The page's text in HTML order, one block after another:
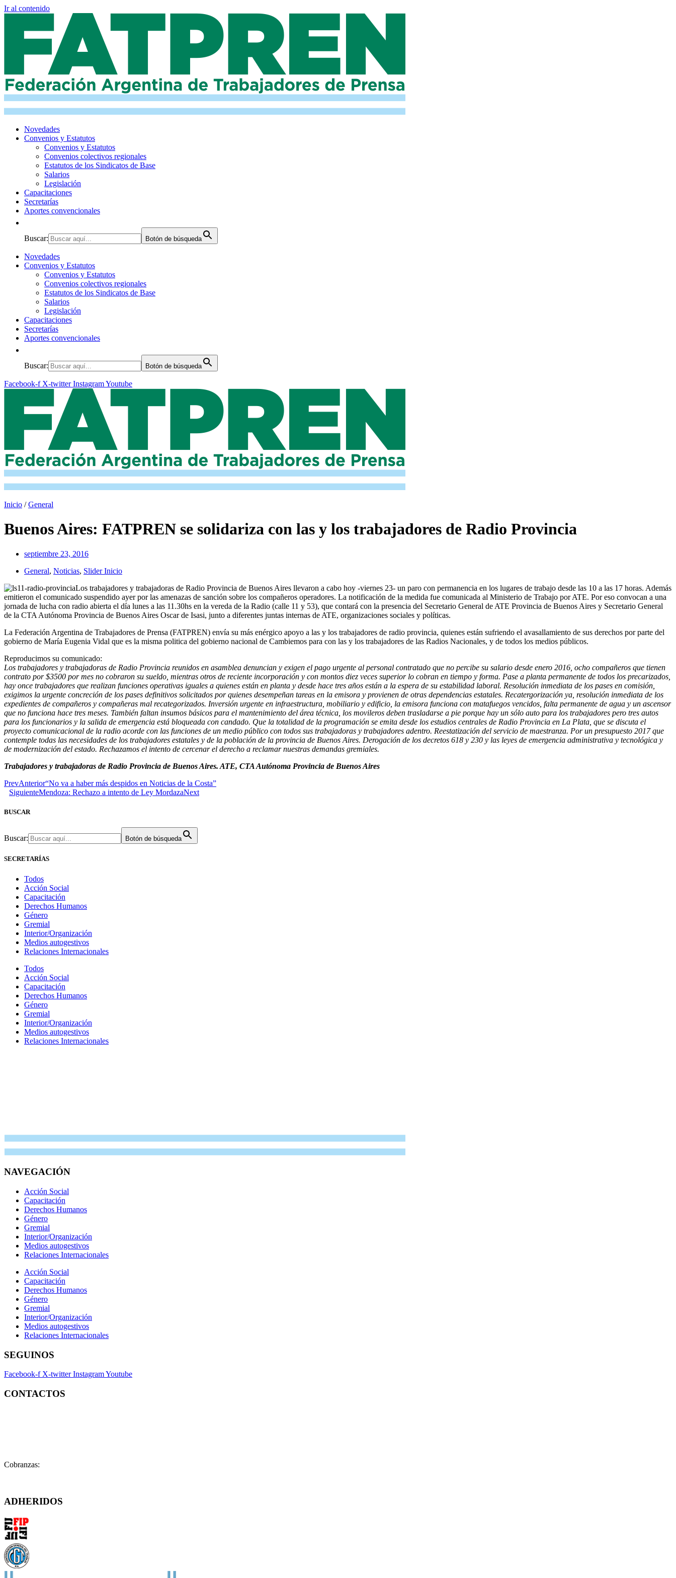
Ir al contenido
Novedades
Convenios y Estatutos
Convenios y Estatutos
Convenios colectivos regionales
Estatutos de los Sindicatos de Base
Salarios
Legislación
Capacitaciones
Secretarías
Aportes convencionales
Buscar: Botón de búsqueda
Novedades
Convenios y Estatutos
Convenios y Estatutos
Convenios colectivos regionales
Estatutos de los Sindicatos de Base
Salarios
Legislación
Capacitaciones
Secretarías
Aportes convencionales
Buscar: Botón de búsqueda
Facebook-f X-twitter InstagramYoutube
Inicio /General
Buenos Aires: FATPREN se solidariza con las y los trabajadores de Radio Provincia
septiembre 23, 2016
General, Noticias, Slider Inicio
Los trabajadores y trabajadoras de Radio Provincia de Buenos Aires llevaron a cabo hoy -viernes 23- un paro con permanencia en los lugares de trabajo desde las 10 a las 17 horas. Además
emitieron el comunicado suspendido ayer por las amenazas de sanción sobre los compañeros operadores. La notificación de la medida fue comunicada al Ministerio de Trabajo por ATE. Por eso convocan a una
jornada de lucha con radio abierta el día lunes a las 11.30hs en la vereda de la Radio (calle 11 y 53), que contará con la presencia del Secretario General de ATE Provincia de Buenos Aires y Secretario General
de la CTA Autónoma Provincia de Buenos Aires Oscar de Isasi, junto a diferentes juntas internas de ATE, organizaciones sociales y políticas.
La Federación Argentina de Trabajadores de Prensa (FATPREN) envía su más enérgico apoyo a las y los trabajadores de radio provincia, quienes están sufriendo el avasallamiento de sus derechos por parte del
gobierno de María Eugenia Vidal que es la misma politica del gobierno nacional de Cambiemos para con las y los trabajadores de las Radios Nacionales, y de todos los medios públicos.
Reproducimos su comunicado:
Los trabajadores y trabajadoras de Radio Provincia reunidos en asamblea denuncian y exigen el pago urgente al personal contratado que no percibe su salario desde enero 2016, ocho compañeros que tienen
contrato por $3500 por mes no cobraron su sueldo, mientras otros de reciente incorporación y con montos diez veces superior lo cobran en tiempo y forma. Pase a planta permanente de todos los precarizados,
hay once trabajadores que realizan funciones operativas iguales a quienes están en planta y desde hace tres años están a la espera de su estabilidad laboral. Resolución inmediata de los pases en comisión,
exigimos la urgente concreción de los pases definitivos solicitados por quienes desempeñan tareas en la emisora y provienen de otras dependencias estatales. Recatergorización ya, resolución inmediata de los
expedientes de compañeros y compañeras mal recategorizados. Inversión urgente en infraestructura, mobiliario y edificio, la emisora funciona con matafuegos vencidos, falta permanente de agua y un ascensor
que no funciona hace tres meses. También faltan insumos básicos para el mantenimiento del área técnica, los movileros deben trasladarse a pie porque hay un sólo auto para los trabajadores pero tres autos
para los funcionarios y la salida de emergencia está bloqueada con candado. Que la totalidad de la programación se emita desde los estudios centrales de Radio Provincia en La Plata, que se discuta el
proyecto comunicacional de la radio acorde con las funciones de un medio público con todos sus trabajadoras y trabajadores adentro. Reestatización del servicio de maestranza. Por un presupuesto 2017 que
contemple todas las necesidades de los trabajadores estatales y de la población de la provincia de Buenos Aires. Derogación de los decretos 618 y 230 y las leyes de emergencia administrativa y tecnológica y
de modernización del estado. Rechazamos el intento de cercenar el derecho a reclamar nuestras demandas gremiales.
Trabajadores y trabajadoras de Radio Provincia de Buenos Aires. ATE, CTA Autónoma Provincia de Buenos Aires
PrevAnterior“No va a haber más despidos en Noticias de la Costa”
SiguienteMendoza: Rechazo a intento de Ley MordazaNext
BUSCAR
Buscar: Botón de búsqueda
SECRETARÍAS
Todos
Acción Social
Capacitación
Derechos Humanos
Género
Gremial
Interior/Organización
Medios autogestivos
Relaciones Internacionales
Todos
Acción Social
Capacitación
Derechos Humanos
Género
Gremial
Interior/Organización
Medios autogestivos
Relaciones Internacionales
NAVEGACIÓN
Acción Social
Capacitación
Derechos Humanos
Género
Gremial
Interior/Organización
Medios autogestivos
Relaciones Internacionales
Acción Social
Capacitación
Derechos Humanos
Género
Gremial
Interior/Organización
Medios autogestivos
Relaciones Internacionales
SEGUINOS
Facebook-f X-twitter InstagramYoutube
CONTACTOS
Cobranzas:
ADHERIDOS